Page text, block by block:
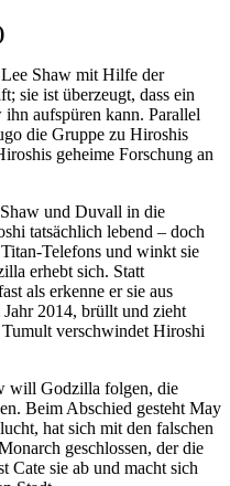
Shaw mit Hilfe der
sie ist überzeugt, dass ein
aufspüren kann. Parallel
die Gruppe zu Hiroshis
geheime Forschung an
und Duvall in die
tatsächlich lebend – doch
Telefons und winkt sie
erhebt sich. Statt
als erkenne er sie aus
2014, brüllt und zieht
verschwindet Hiroshi
will Godzilla folgen, die
Beim Abschied gesteht May
hat sich mit den falschen
geschlossen, der die
Cate sie ab und macht sich